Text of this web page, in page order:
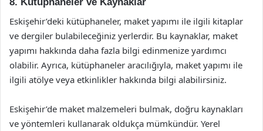
Eskişehir’deki kütüphaneler, maket yapımı ile ilgili kitaplar
ve dergiler bulabileceğiniz yerlerdir. Bu kaynaklar, maket
yapımı hakkında daha fazla bilgi edinmenize yardımcı
olabilir. Ayrıca, kütüphaneler aracılığıyla, maket yapımı ile
ilgili atölye veya etkinlikler hakkında bilgi alabilirsiniz.
Eskişehir’de maket malzemeleri bulmak, doğru kaynakları
ve yöntemleri kullanarak oldukça mümkündür. Yerel